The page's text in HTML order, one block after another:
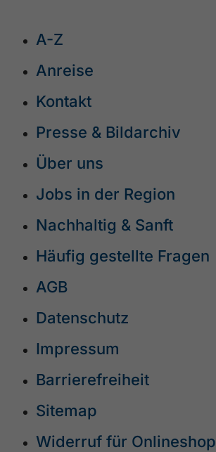
A-Z
Anreise
Kontakt
Presse & Bildarchiv
Über uns
Jobs in der Region
Nachhaltig & Sanft
Häufig gestellte Fragen
AGB
Datenschutz
Impressum
Barrierefreiheit
Sitemap
Widerruf für Onlineshop